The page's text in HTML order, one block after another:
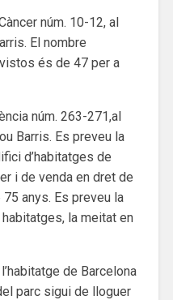
núm. 10-12, al
El nombre
és de 47 per a
núm. 263-271,al
Barris. Es preveu la
d’habitatges de
i de venda en dret de
anys. Es preveu la
la meitat en
de Barcelona
parc sigui de lloguer